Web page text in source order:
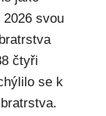
2026 svou
čtyři
se k